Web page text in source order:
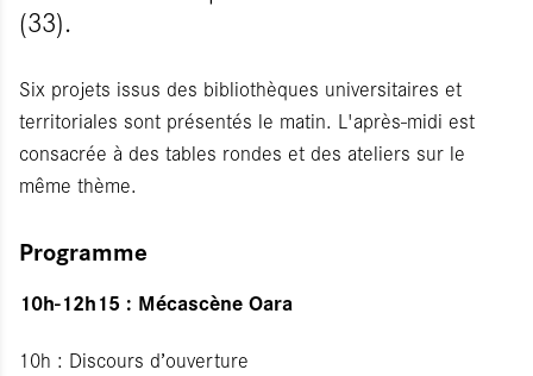
(33).
Six projets issus des bibliothèques universitaires et
territoriales sont présentés le matin. L'après-midi est
consacrée à des tables rondes et des ateliers sur le
même thème.
Programme
10h-12h15 : Mécascène Oara
10h : Discours d’ouverture